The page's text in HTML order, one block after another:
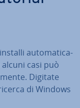
au­to­ma­ti­ca­
casi può
Digitate
di Windows